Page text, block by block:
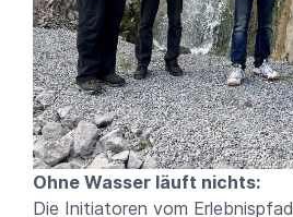
Ohne Wasser läuft nichts:
Die Initiatoren vom Erlebnispfad